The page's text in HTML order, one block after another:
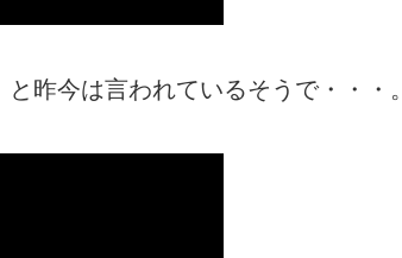
昨今は言われているそうで・・・。